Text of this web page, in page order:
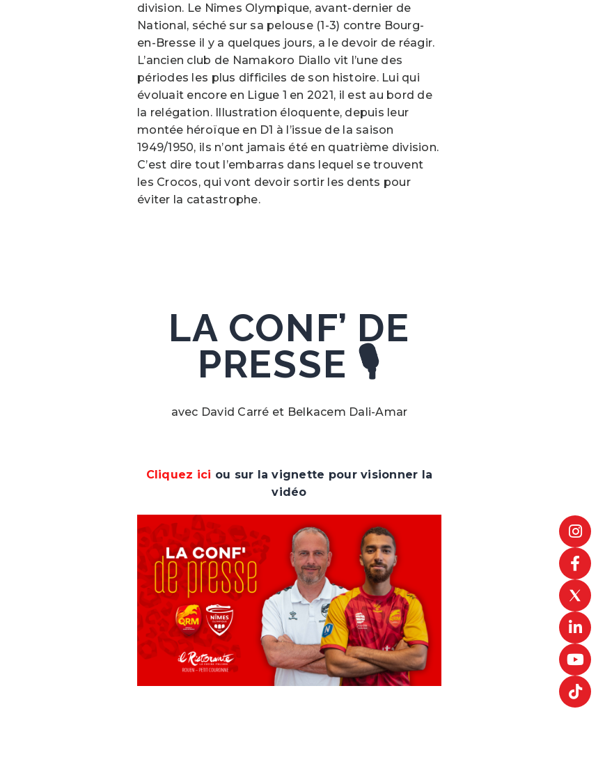
division. Le Nîmes Olympique, avant-dernier de
National, séché sur sa pelouse (1-3) contre Bourg-
en-Bresse il y a quelques jours, a le devoir de réagir.
L’ancien club de Namakoro Diallo vit l’une des
périodes les plus difficiles de son histoire. Lui qui
évoluait encore en Ligue 1 en 2021, il est au bord de
la relégation. Illustration éloquente, depuis leur
montée héroïque en D1 à l’issue de la saison
1949/1950, ils n’ont jamais été en quatrième division.
C’est dire tout l’embarras dans lequel se trouvent
les Crocos, qui vont devoir sortir les dents pour
éviter la catastrophe.
LA CONF’ DE
PRESSE 🎙️
avec David Carré et Belkacem Dali-Amar
Cliquez ici ou sur la vignette pour visionner la
vidéo